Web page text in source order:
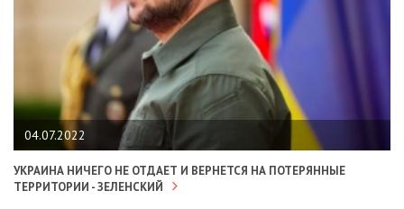
04.07.2022
УКРАИНА НИЧЕГО НЕ ОТДАЕТ И ВЕРНЕТСЯ НА ПОТЕРЯННЫЕ
ТЕРРИТОРИИ - ЗЕЛЕНСКИЙ